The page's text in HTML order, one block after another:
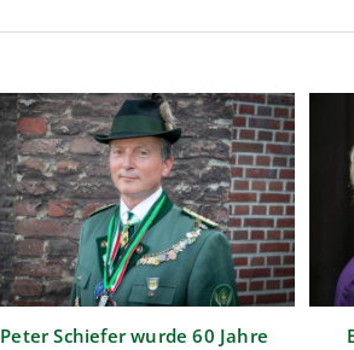
Peter Schiefer wurde 60 Jahre